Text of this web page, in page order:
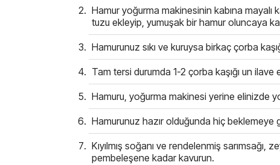
Hamur yoğurma makinesinin kabına mayalı
tuzu ekleyip, yumuşak bir hamur oluncaya
Hamurunuz sıkı ve kuruysa birkaç çorba
Tam tersi durumda 1-2 çorba kaşığı un ilave
Hamuru, yoğurma makinesi yerine elinizde
Hamurunuz hazır olduğunda hiç beklemeye
Kıyılmış soğanı ve rendelenmiş sarımsağı,
pembeleşene kadar kavurun.